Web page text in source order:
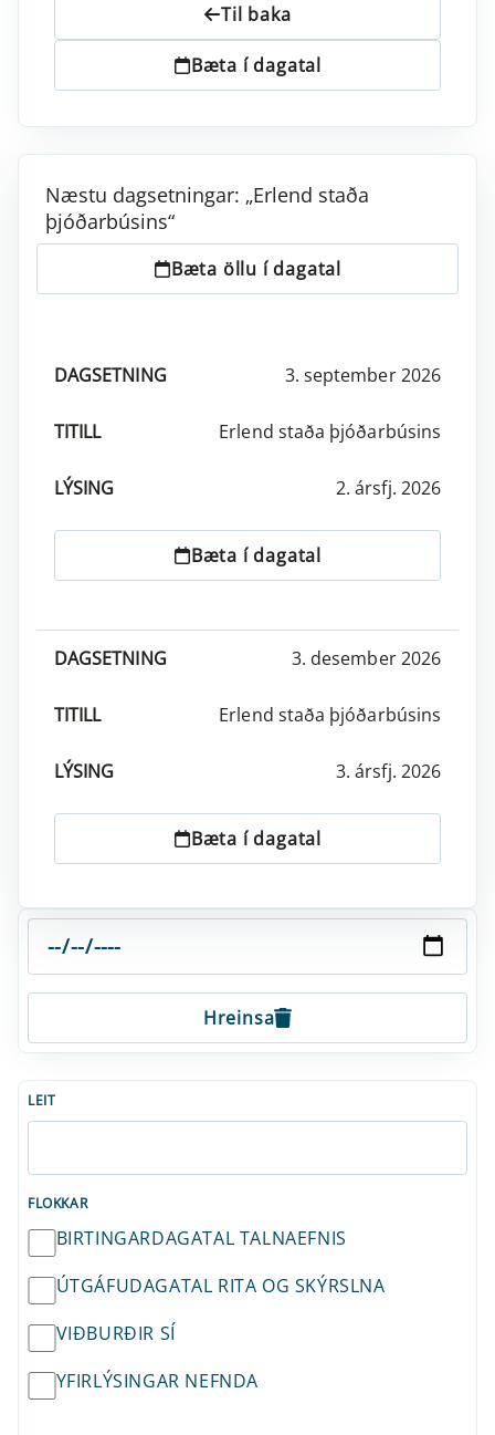
Hreinsa
LEIT
FLOKKAR
BIRTINGARDAGATAL TALNAEFNIS
ÚTGÁFUDAGATAL RITA OG SKÝRSLNA
VIÐBURÐIR SÍ
YFIRLÝSINGAR NEFNDA
Til baka
Bæta í dagatal
Næstu dagsetningar: „Erlend staða
þjóðarbúsins“
Bæta öllu í dagatal
DAGSETNING LÝSING
AÐGERÐIR
3. september 2026
Erlend staða þjóðarbúsins
2. ársfj. 2026
Bæta í dagatal
3. desember 2026
Erlend staða þjóðarbúsins
3. ársfj. 2026
Bæta í dagatal